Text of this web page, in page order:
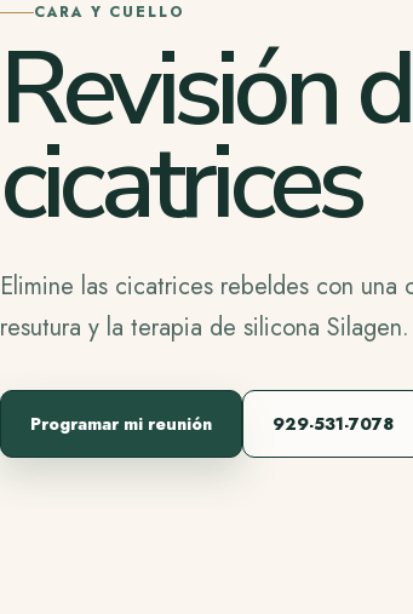
CARA Y CUELLO
Revisión
cicatrices
Elimine las cicatrices rebeldes con
resutura y la terapia de silicona Silagen.
Programar mi reunión 929-531-7078